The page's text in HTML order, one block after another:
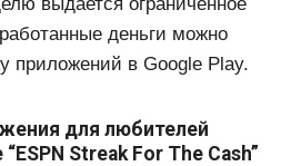
деньги можно
приложений в Google Play.
для любителей
Streak For The Cash”